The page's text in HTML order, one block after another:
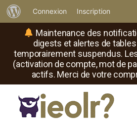
Maintenance des
digests et alertes de
temporairement suspendus.
(activation de compte, mot de
actifs. Merci de votre
propos
de
WordPress
Connexion Inscription